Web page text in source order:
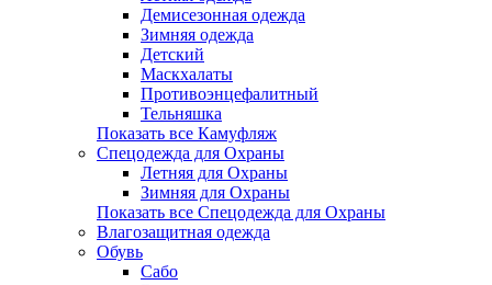
Демисезонная одежда
Зимняя одежда
Детский
Маскхалаты
Противоэнцефалитный
Тельняшка
Показать все Камуфляж
Спецодежда для Охраны
Летняя для Охраны
Зимняя для Охраны
Показать все Спецодежда для Охраны
Влагозащитная одежда
Обувь
Сабо